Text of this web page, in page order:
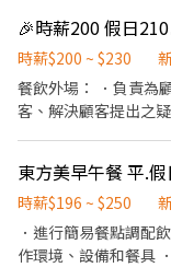
時薪$200 ~ $230
餐飲外場： ．負責為
客、解決顧客提出之
飲內場： ．擔任廚師
他餐廳相關事務。 ．
作環境、設備和餐具
食材的容量與重量。
東方美早午餐 平.
時薪$196 ~ $250
．進行簡易餐點調配
作環境、設備和餐具